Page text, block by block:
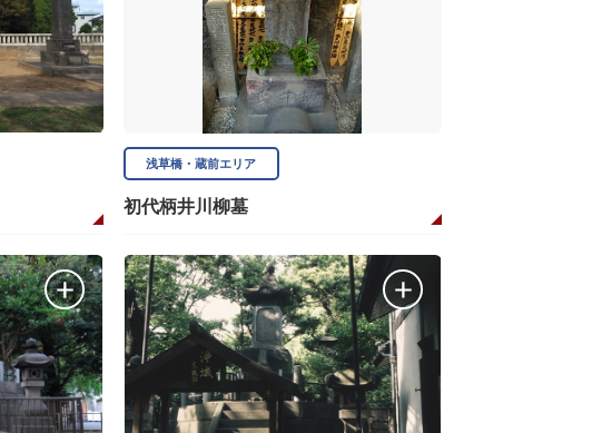
浅草橋・蔵前エリア
初代柄井川柳墓